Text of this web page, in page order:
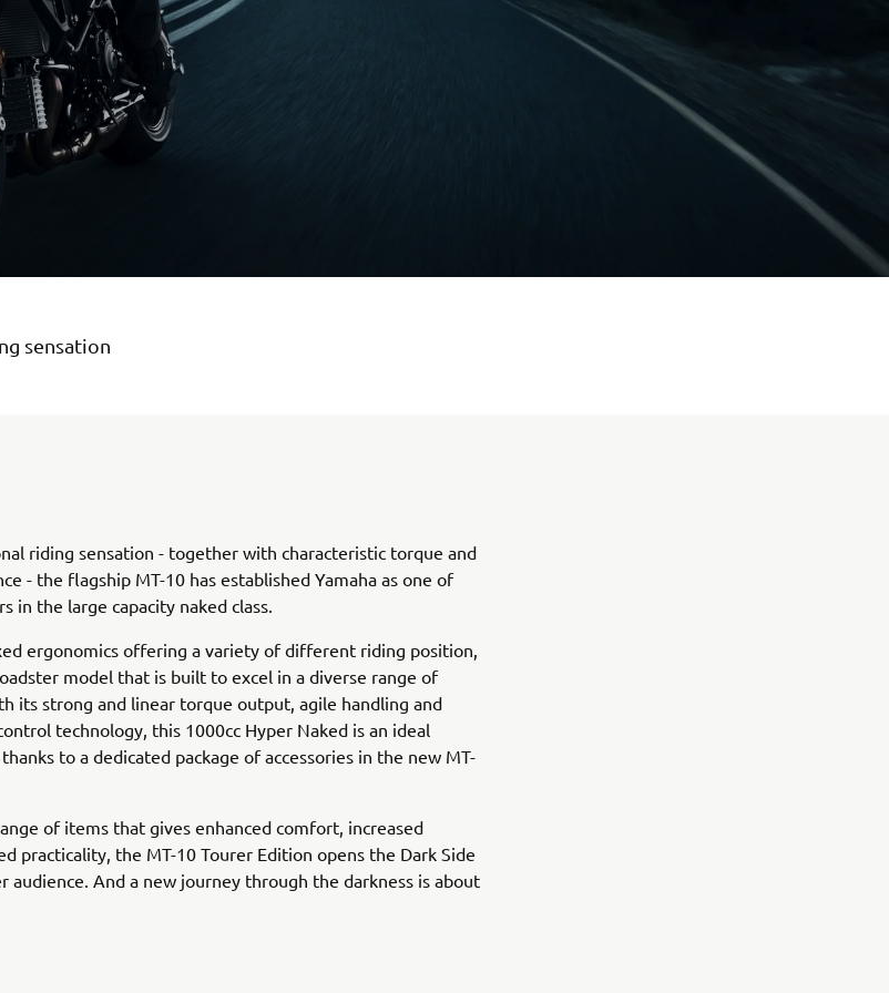
sensation
riding sensation - together with characteristic torque and
- the flagship MT-10 has established Yamaha as one of
in the large capacity naked class.
ergonomics offering a variety of different riding position,
model that is built to excel in a diverse range of
its strong and linear torque output, agile handling and
technology, this 1000cc Hyper Naked is an ideal
to a dedicated package of accessories in the new MT-
of items that gives enhanced comfort, increased
practicality, the MT-10 Tourer Edition opens the Dark Side
audience. And a new journey through the darkness is about